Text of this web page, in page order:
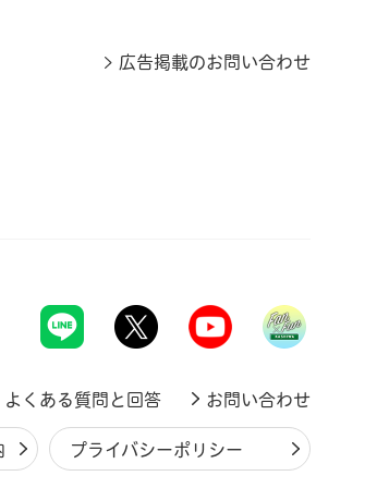
広告掲載のお問い合わせ
よくある質問と回答 お問い合わせ
プライバシーポリシー